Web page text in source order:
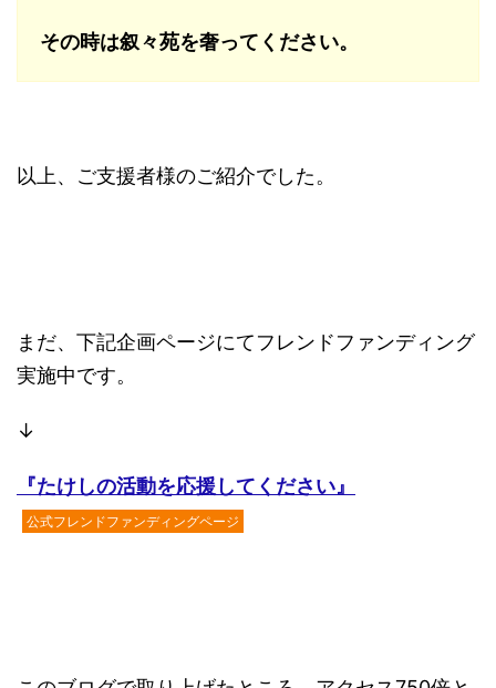
その時は叙々苑を奢ってください。
以上、ご支援者様のご紹介でした。
まだ、下記企画ページにてフレンドファンディング
実施中です。
↓
『たけしの活動を応援してください』
公式フレンドファンディングページ